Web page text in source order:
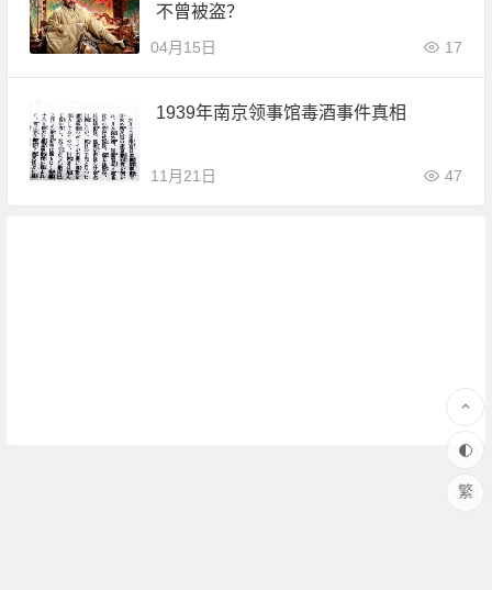
不曾被盗？
04月15日 17
1939年南京领事馆毒酒事件真相
11月21日 47
繁